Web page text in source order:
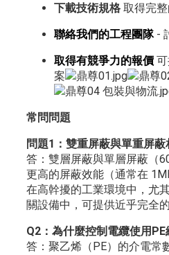
下載技術規格取得完整
聯絡我們的工程團隊-
取得有競爭力的報價可
案
常問問題
問題1：雙重屏蔽與單重屏蔽
答：雙層屏蔽與單層屏蔽（
更高的屏蔽效能（通常在
在高幹擾的工業環境中，尤
關設備中，可提供近乎完全的
Q2：為什麼控制電纜使用
答：聚乙烯（PE）的介電常